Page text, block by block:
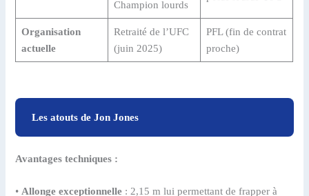
Champion lourds
Organisation
actuelle
Retraité de l’UFC
(juin 2025)
PFL (fin de contrat
proche)
Les atouts de Jon Jones
Avantages techniques :
•Allonge exceptionnelle : 2,15 m lui permettant de frapper à